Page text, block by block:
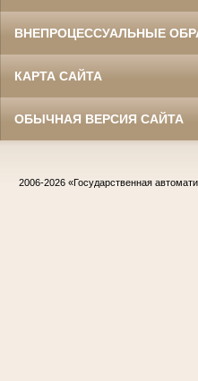
ВНЕПРОЦЕССУАЛЬНЫЕ
КАРТА САЙТА
ОБЫЧНАЯ ВЕРСИЯ САЙТА
2006-2026 «Государственная